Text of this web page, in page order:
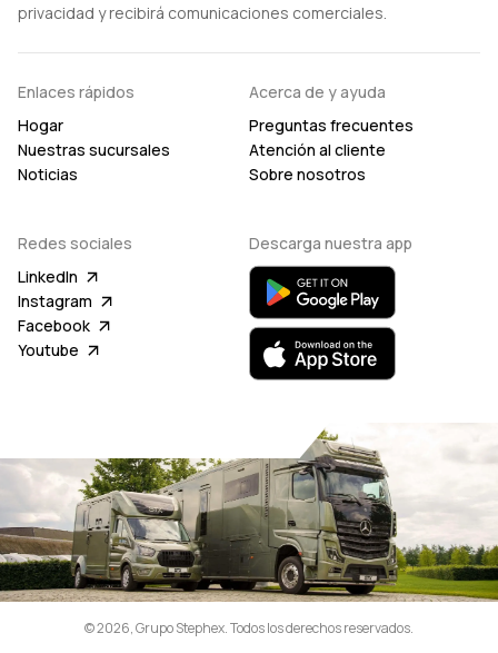
privacidad y recibirá comunicaciones comerciales.
Enlaces rápidos
Hogar
Nuestras sucursales
Noticias
Acerca de y ayuda
Preguntas frecuentes
Atención al cliente
Sobre nosotros
Redes sociales
LinkedIn
Instagram
Facebook
Youtube
Descarga nuestra app
© 2026, Grupo Stephex. Todos los derechos reservados.